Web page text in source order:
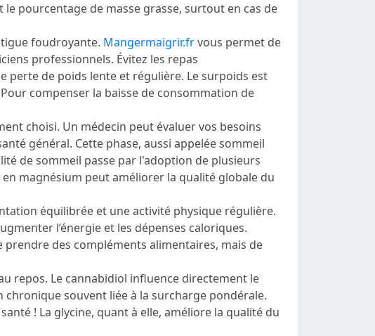
pourcentage de masse grasse, surtout en cas de
foudroyante. Mangermaigrir.frvous permet de
professionnels. Évitez les repas
perte de poids lente et régulière. Le surpoids est
compenser la baisse de consommation de
choisi. Un médecin peut évaluer vos besoins
général. Cette phase, aussi appelée sommeil
de sommeil passe par l'adoption de plusieurs
magnésium peut améliorer la qualité globale du
équilibrée et une activité physique régulière.
l’énergie et les dépenses caloriques.
prendre des compléments alimentaires, mais de
repos. Le cannabidiol influence directement le
souvent liée à la surcharge pondérale.
! La glycine, quant à elle, améliore la qualité du